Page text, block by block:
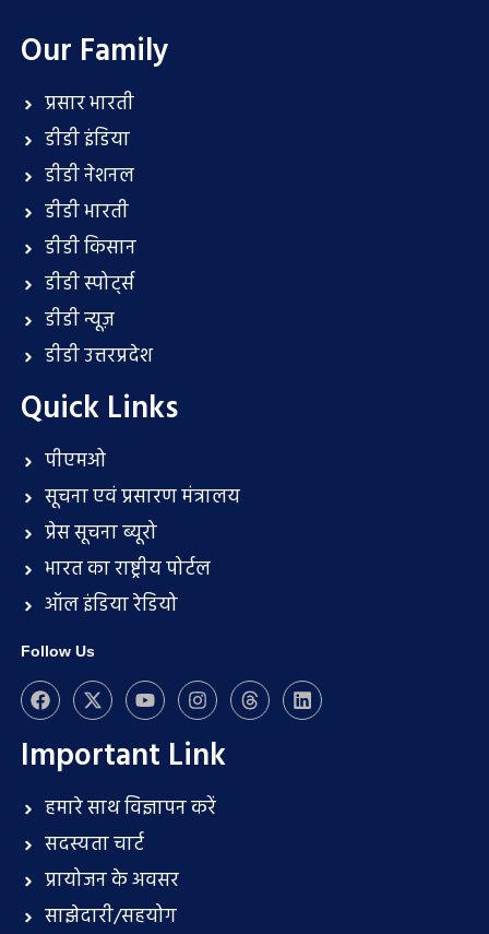
Our Family
प्रसार भारती
डीडी इंडिया
डीडी नेशनल
डीडी भारती
डीडी किसान
डीडी स्पोर्ट्स
डीडी न्यूज़
डीडी उत्तरप्रदेश
Quick Links
पीएमओ
सूचना एवं प्रसारण मंत्रालय
प्रेस सूचना ब्यूरो
भारत का राष्ट्रीय पोर्टल
ऑल इंडिया रेडियो
Follow Us
Important Link
हमारे साथ विज्ञापन करें
सदस्यता चार्ट
प्रायोजन के अवसर
साझेदारी/सहयोग